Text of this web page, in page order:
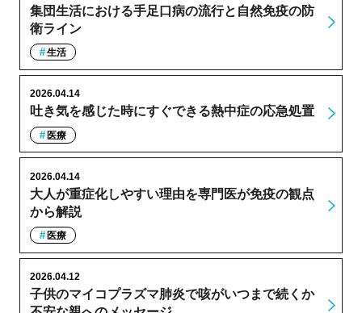
集団生活における手足口病の流行と自然免疫の防
衛ライン
生活
吐き気を感じた時にすぐできる熱中症の応急処置
2026.04.14
医療
大人が重症化しやすい理由を専門医が免疫の観点
から解説
2026.04.14
医療
子供のマイコプラズマ肺炎で咳がいつまで続くか
2026.04.12